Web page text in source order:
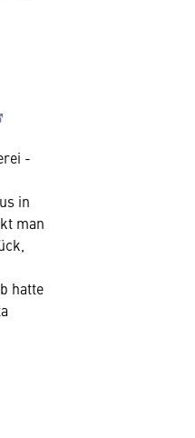
-
in
man
hatte